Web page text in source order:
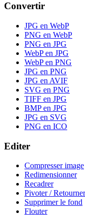
Convertir
JPG en WebP
PNG en WebP
PNG en JPG
WebP en JPG
WebP en PNG
JPG en PNG
JPG en AVIF
SVG en PNG
TIFF en JPG
BMP en JPG
JPG en SVG
PNG en ICO
Editer
Compresser image
Redimensionner
Recadrer
Pivoter / Retourner
Supprimer le fond
Flouter